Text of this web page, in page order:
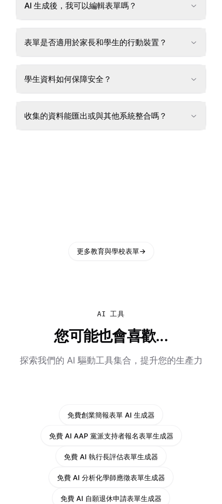
AI 生成後，我可以編輯表單嗎？
表單是否適用於家長和學生的行動裝置？
學生資料如何保障安全？
收集的資料能匯出或與其他系統整合嗎？
更多教育與學校表單→
AI 工具
您可能也會喜歡...
探索我們的 AI 驅動工具集合，提升您的生產力
免費創業簡報表單 AI 生成器
免費 AI AAP 黨派支持者報名表單生成器
免費 AI 執行長評估表單生成器
免費 AI 分析化學師應徵表單生成器
免費 AI 自願退休申請表單生成器